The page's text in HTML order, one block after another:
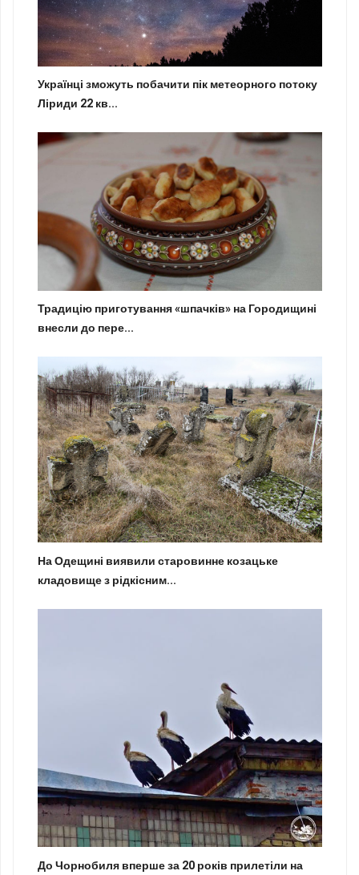
Українці зможуть побачити пік метеорного потоку
Ліриди 22 кв...
Традицію приготування «шпачків» на Городищині
внесли до пере...
На Одещині виявили старовинне козацьке
кладовище з рідкісним...
До Чорнобиля вперше за 20 років прилетіли на